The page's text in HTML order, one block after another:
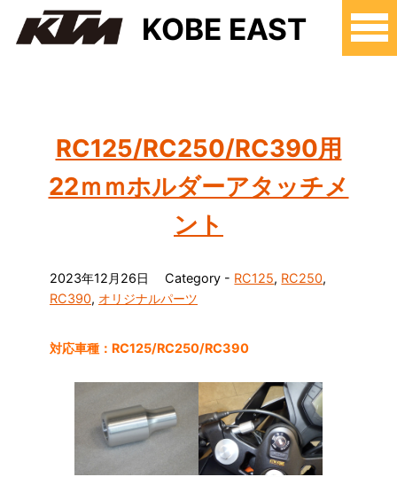
KOBE EAST
RC125/RC250/RC390用
22ｍｍホルダーアタッチメ
ント
2023年12月26日 Category - RC125, RC250,
RC390, オリジナルパーツ
対応車種：RC125/RC250/RC390